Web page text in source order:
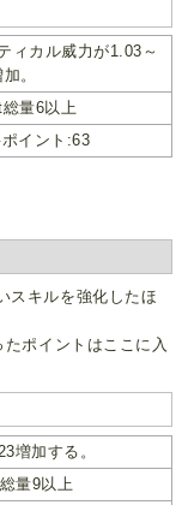
ィカル威力が1.03～
。
量6以上
イント:63
スキルを強化したほ
ポイントはここに入
増加する。
量9以上